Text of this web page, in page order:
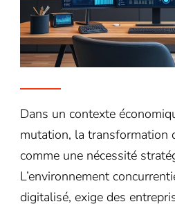
Dans un contexte
mutation, la transformation
comme une nécessité
L’environnement
digitalisé, exige des